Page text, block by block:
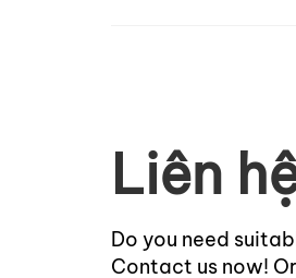
Liên
Do you need
Contact us now!